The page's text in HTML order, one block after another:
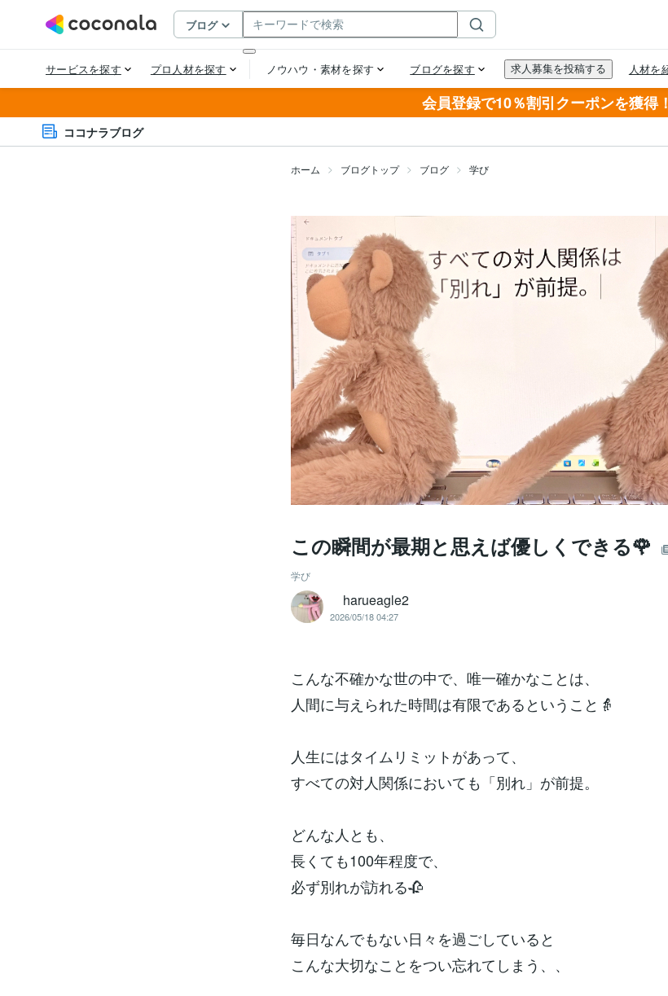
会員登録で10％割引クーポンを獲得！
ココナラブログ
ホーム ブログトップ ブログ 学び
この瞬間が最期と思えば優しくできる🌹
学び
harueagle2
2026/05/18 04:27
こんな不確かな世の中で、唯一確かなことは、
人間に与えられた時間は有限であるということ👵
人生にはタイムリミットがあって、
すべての対人関係においても「別れ」が前提。
どんな人とも、
長くても100年程度で、
必ず別れが訪れる🥀
毎日なんでもない日々を過ごしていると
こんな大切なことをつい忘れてしまう、、